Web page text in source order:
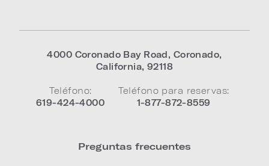
4000 Coronado Bay Road, Coronado,
California,92118
Teléfono:
619-424-4000
Teléfono para reservas:
1-877-872-8559
Preguntas frecuentes